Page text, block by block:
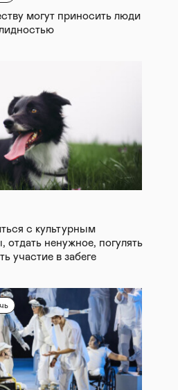
могут приносить люди
с культурным
ненужное, погулять
участие в забеге